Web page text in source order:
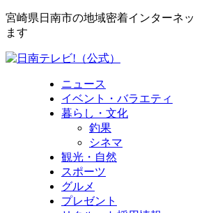
宮崎県日南市の地域密着インターネ
ます
ニュース
イベント・バラエティ
暮らし・文化
釣果
シネマ
観光・自然
スポーツ
グルメ
プレゼント